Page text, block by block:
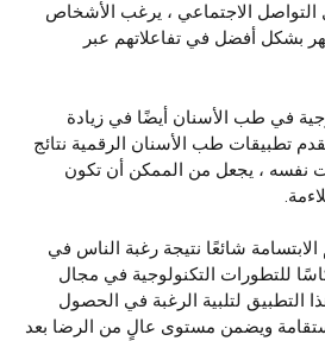
التواصل الاجتماعي ، يرغب الأشخاص
بشكل أفضل في تفاعلاتهم عبر
في طب الأسنان أيضًا في زيادة
تطبيقات طب الأسنان الرقمية نتائج
نفسه ، يجعل من الممكن أن تكون
شائعًا نتيجة رغبة الناس في
للتطورات التكنولوجية في مجال
التطبيق لتلبية الرغبة في الحصول
ويضمن مستوى عالٍ من الرضا بعد